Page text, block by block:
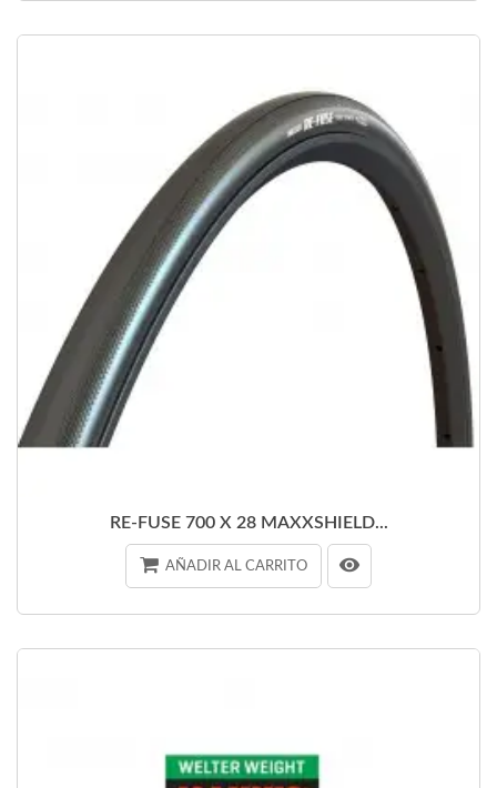
RE-FUSE 700 X 28 MAXXSHIELD...
AÑADIR AL CARRITO